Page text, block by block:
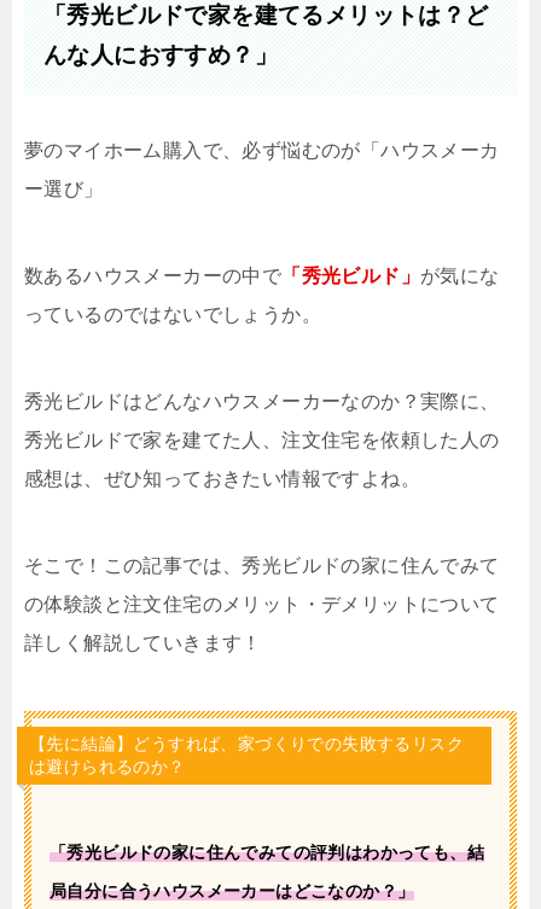
「秀光ビルドで家を建てるメリットは？ど
んな人におすすめ？」
夢のマイホーム購入で、必ず悩むのが「ハウスメーカ
ー選び」
数あるハウスメーカーの中で 「秀光ビルド」 が気にな
っているのではないでしょうか。
秀光ビルドはどんなハウスメーカーなのか？実際に、
秀光ビルドで家を建てた人、注文住宅を依頼した人の
感想は、ぜひ知っておきたい情報ですよね。
そこで！この記事では、秀光ビルドの家に住んでみて
の体験談と注文住宅のメリット・デメリットについて
詳しく解説していきます！
【先に結論】どうすれば、家づくりでの失敗するリスク
は避けられるのか？
「秀光ビルドの家に住んでみての評判はわかっても、結
局自分に合うハウスメーカーはどこなのか？」